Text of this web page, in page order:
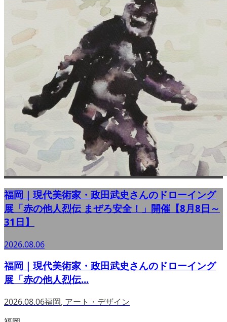
福岡｜現代美術家・政田武史さんのドローイング
展「赤の他人烈伝 まぜろ安全！」開催【8月8日～
31日】
2026.08.06
福岡｜現代美術家・政田武史さんのドローイング
展「赤の他人烈伝...
2026.08.06福岡, アート・デザイン